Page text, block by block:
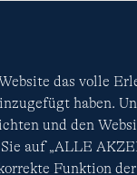
das volle
haben.
und den
auf „ALLE
Funktion